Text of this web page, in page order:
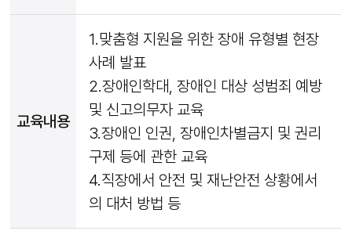
교육내용
1.맞춤형 지원을 위한 장애 유형별 현장
사례 발표
2.장애인학대, 장애인 대상 성범죄 예방
및 신고의무자 교육
3.장애인 인권, 장애인차별금지 및 권리
구제 등에 관한 교육
4.직장에서 안전 및 재난안전 상황에서
의 대처 방법 등